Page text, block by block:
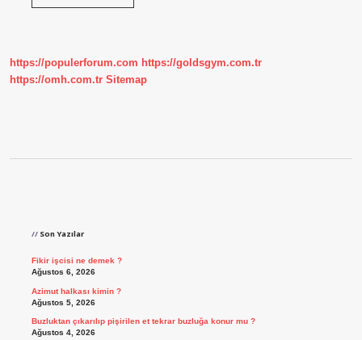
https://populerforum.com https://goldsgym.com.tr
https://omh.com.tr Sitemap
Son Yazılar
Fikir işcisi ne demek ?
Ağustos 6, 2026
Azimut halkası kimin ?
Ağustos 5, 2026
Buzluktan çıkarılıp pişirilen et tekrar buzluğa konur mu ?
Ağustos 4, 2026